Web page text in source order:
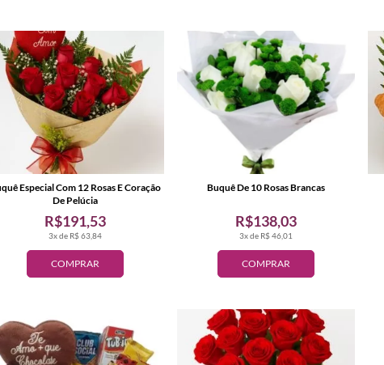
COMPRAR
3x de R$ 63,84
R$191,53
Especial Com 12 Rosas E Coração
De Pelúcia
COMPRAR
3x de R$ 46,01
R$138,03
Buquê De 10 Rosas Brancas